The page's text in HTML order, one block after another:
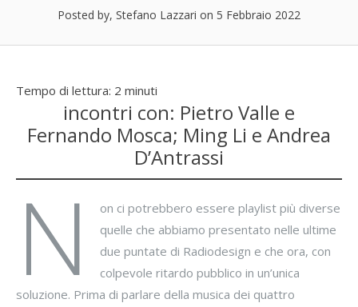
Posted by, Stefano Lazzari on 5 Febbraio 2022
Tempo di lettura: 2 minuti
incontri con: Pietro Valle e
Fernando Mosca; Ming Li e Andrea
D’Antrassi
N
on ci potrebbero essere playlist più diverse
quelle che abbiamo presentato nelle ultime
due puntate di Radiodesign e che ora, con
colpevole ritardo pubblico in un’unica
soluzione. Prima di parlare della musica dei quattro